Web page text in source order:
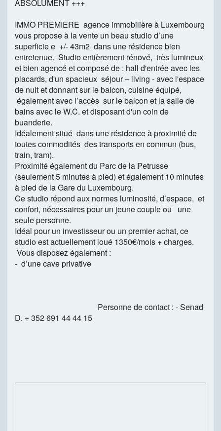
ABSOLUMENT +++
IMMO PREMIERE agence immobilière à Luxembourg
vous propose à la vente un beau studio d’une
superficie e +/- 43m2 dans une résidence bien
entretenue. Studio entièrement rénové, très lumineux
et bien agencé et composé de : hall d'entrée avec les
placards, d'un spacieux séjour – living - avec l'espace
de nuit et donnant sur le balcon, cuisine équipé,
également avec l’accès sur le balcon et la salle de
bains avec le W.C. et disposant d'un coin de
buanderie.
Idéalement situé dans une résidence à proximité de
toutes commodités des transports en commun (bus,
train, tram).
Proximité également du Parc de la Petrusse
(seulement 5 minutes à pied) et également 10 minutes
à pied de la Gare du Luxembourg.
Ce studio répond aux normes luminosité, d’espace, et
confort, nécessaires pour un jeune couple ou une
seule personne.
Idéal pour un investisseur ou un premier achat, ce
studio est actuellement loué 1350€/mois + charges.
Vous disposez également :
- d’une cave privative
Personne de contact : - Senad
D. + 352 691 44 44 15